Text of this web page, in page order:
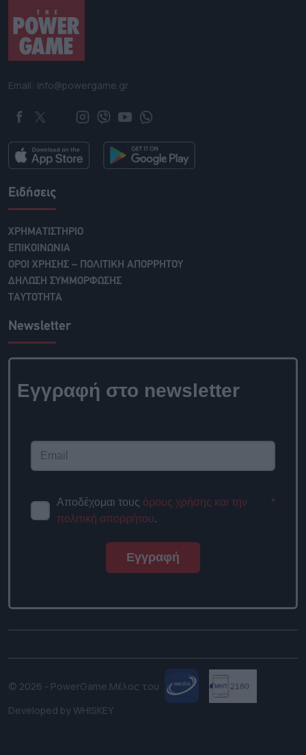
Email: info@powergame.gr
Ειδήσεις
ΧΡΗΜΑΤΙΣΤΗΡΙΟ
ΕΠΙΚΟΙΝΩΝΙΑ
ΟΡΟΙ ΧΡΗΣΗΣ – ΠΟΛΙΤΙΚΗ ΑΠΟΡΡΗΤΟΥ
ΔΗΛΩΣΗ ΣΥΜΜΟΡΦΩΣΗΣ
ΤΑΥΤΟΤΗΤΑ
Newsletter
Εγγραφή στο newsletter
Αποδέχομαι τους όρους χρήσης και την
πολιτική απορρήτου.
*
Εγγραφή
© 2026 - PowerGame.Μέλος του
Developed by WHISKEY